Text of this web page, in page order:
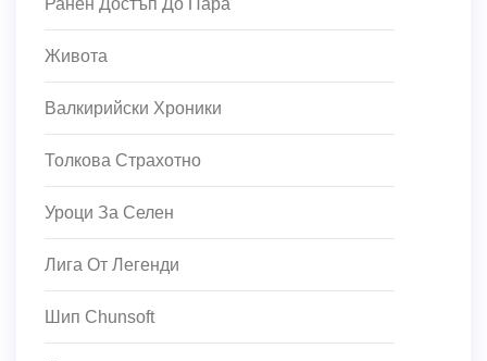
Живота
Валкирийски Хроники
Толкова Страхотно
Уроци За Селен
Лига От Легенди
Шип Chunsoft